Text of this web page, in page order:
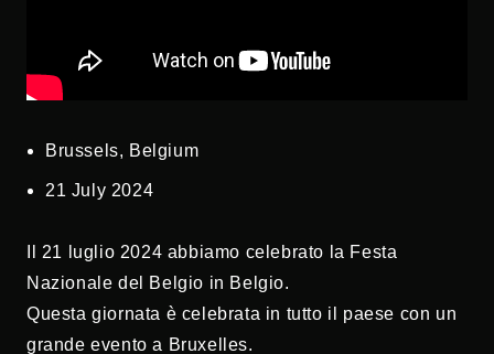
Brussels, Belgium
21 July 2024
Il 21 luglio 2024 abbiamo celebrato la Festa
Nazionale del Belgio in Belgio.
Questa giornata è celebrata in tutto il paese con un
grande evento a Bruxelles.